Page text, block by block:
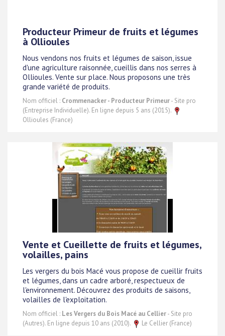
Producteur Primeur de fruits et légumes
à Ollioules
Nous vendons nos fruits et légumes de saison, issue
d'une agriculture raisonnée, cueillis dans nos serres à
Ollioules. Vente sur place. Nous proposons une très
grande variété de produits.
Nom officiel : Crommenacker - Producteur Primeur- Site pro
(Entreprise Individuelle). En ligne depuis 5 ans (2015).
Ollioules (France)
Vente et Cueillette de fruits et légumes,
volailles, pains
Les vergers du bois Macé vous propose de cueillir fruits
et légumes, dans un cadre arboré, respectueux de
l'environnement. Découvrez des produits de saisons,
volailles de l'exploitation.
Nom officiel : Les Vergers du Bois Macé au Cellier- Site pro
(Autres). En ligne depuis 10 ans (2010).
Le Cellier (France)